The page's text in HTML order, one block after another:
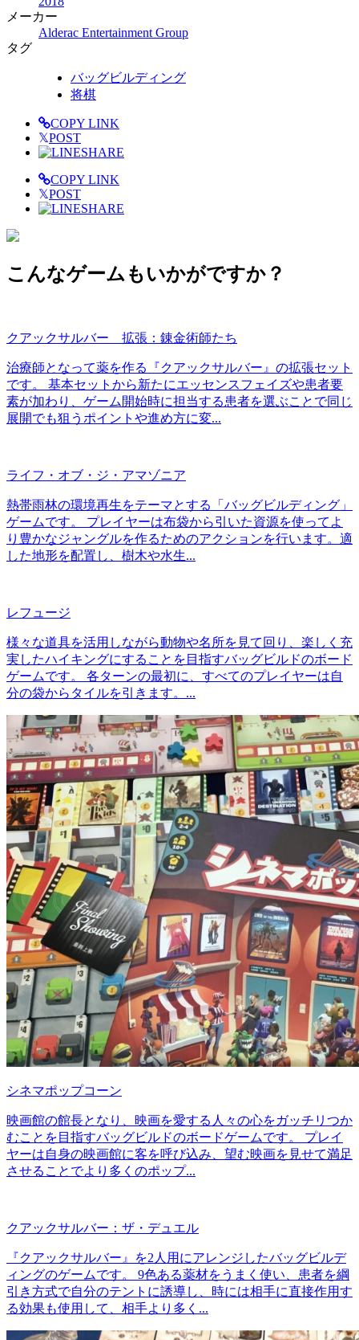
メーカー
Alderac Entertainment Group
タグ
バッグビルディング
将棋
COPY LINK
𝕏POST
SHARE
COPY LINK
𝕏POST
SHARE
こんなゲームもいかがですか？
クアックサルバー 拡張：錬金術師たち
治療師となって薬を作る『クアックサルバー』の拡張セット
です。 基本セットから新たにエッセンスフェイズや患者要
素が加わり、ゲーム開始時に担当する患者を選ぶことで同じ
展開でも狙うポイントや進め方に変...
ライフ・オブ・ジ・アマゾニア
熱帯雨林の環境再生をテーマとする「バッグビルディング」
ゲームです。 プレイヤーは布袋から引いた資源を使ってよ
り豊かなジャングルを作るためのアクションを行います。適
した地形を配置し、樹木や水生...
レフュージ
様々な道具を活用しながら動物や名所を見て回り、楽しく充
実したハイキングにすることを目指すバッグビルドのボード
ゲームです。 各ターンの最初に、すべてのプレイヤーは自
分の袋からタイルを引きます。...
シネマポップコーン
映画館の館長となり、映画を愛する人々の心をガッチリつか
むことを目指すバッグビルドのボードゲームです。 プレイ
ヤーは自身の映画館に客を呼び込み、望む映画を見せて満足
させることでより多くのポップ...
クアックサルバー：ザ・デュエル
『クアックサルバー』を2人用にアレンジしたバッグビルデ
ィングのゲームです。 9色ある薬材をうまく使い、患者を綱
引き方式で自分のテントに誘導し、時には相手に直接作用す
る効果も使用して、相手より多く...